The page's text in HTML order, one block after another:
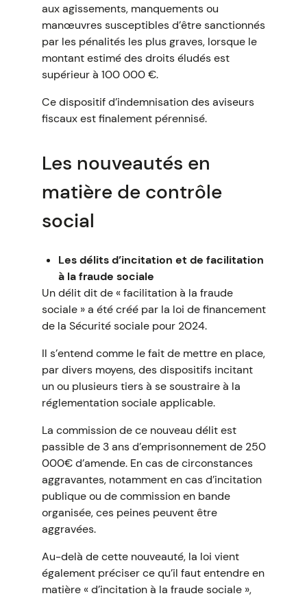
aux agissements, manquements ou
manœuvres susceptibles d’être sanctionnés
par les pénalités les plus graves, lorsque le
montant estimé des droits éludés est
supérieur à 100 000 €.
Ce dispositif d’indemnisation des aviseurs
fiscaux est finalement pérennisé.
Les nouveautés en
matière de contrôle
social
Les délits d’incitation et de facilitation
à la fraude sociale
Un délit dit de « facilitation à la fraude
sociale » a été créé par la loi de financement
de la Sécurité sociale pour 2024.
Il s’entend comme le fait de mettre en place,
par divers moyens, des dispositifs incitant
un ou plusieurs tiers à se soustraire à la
réglementation sociale applicable.
La commission de ce nouveau délit est
passible de 3 ans d’emprisonnement de 250
000€ d’amende. En cas de circonstances
aggravantes, notamment en cas d’incitation
publique ou de commission en bande
organisée, ces peines peuvent être
aggravées.
Au-delà de cette nouveauté, la loi vient
également préciser ce qu’il faut entendre en
matière « d’incitation à la fraude sociale »,